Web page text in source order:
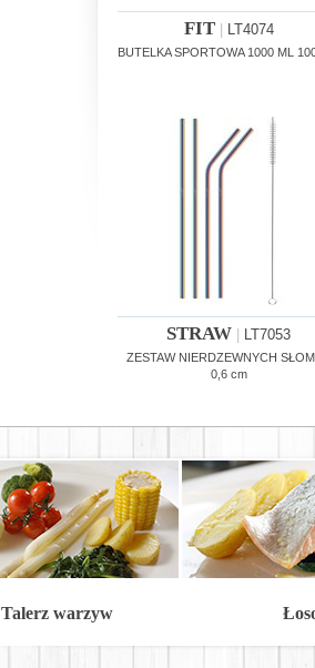
FIT| LT4074
BUTELKA SPORTOWA 1000 ML
STRAW LT7053
ZESTAW NIERDZEWNYCH
0,6 cm
Talerz warzyw